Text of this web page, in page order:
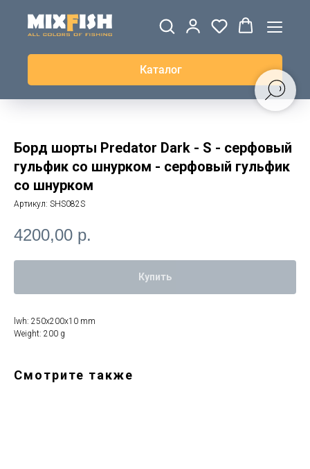
Каталог
ДЖЕРСИ
ВЕТРОВКИ И
ТОЛСТОВКИ
ЖИЛЕТКИ
Борд шорты Predator Dark - S - серфовый
гульфик со шнурком - серфовый гульфик
со шнурком
Артикул: SHS082S
4200,00 р.
Купить
lwh: 250x200x10 mm
Weight: 200 g
Смотрите также